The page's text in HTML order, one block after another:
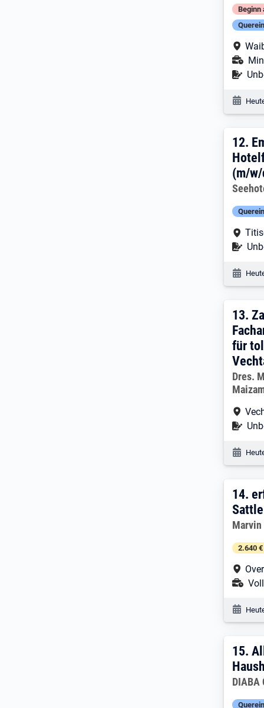
Beginn
12.
12.
(m/
13.
13.
für
Dres.
14.
14.
2.640
15.
15.
DIABA